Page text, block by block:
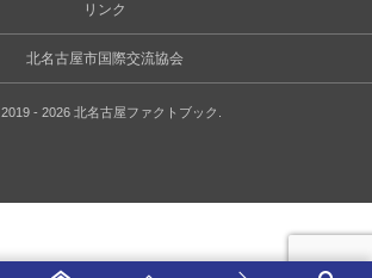
リンク
北名古屋市国際交流協会
2019 - 2026 北名古屋ファクトブック